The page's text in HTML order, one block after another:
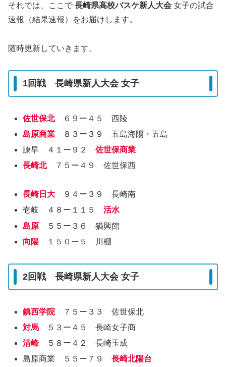
それでは、ここで 長崎県高校バスケ新人大会 女子の試合
速報（結果速報）をお届けします。
随時更新していきます。
1回戦 長崎県新人大会 女子
佐世保北６９ー４５ 西陵
島原商業 ８３ー３９ 五島海陽・五島
諫早 ４１ー９２佐世保商業
長崎北７５ー４９ 佐世保西
長崎日大 ９４ー３９ 長崎南
壱岐 ４８ー１１５活水
島原 ５５ー３６ 猶興館
向陽 １５０ー５ 川棚
2回戦 長崎県新人大会 女子
鎮西学院７５ー３３ 佐世保北
対馬 ５３ー４５ 長崎女子商
清峰５８ー４２ 長崎玉成
島原商業 ５５ー７９長崎北陽台